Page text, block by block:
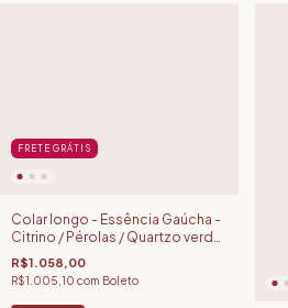
FRETE GRÁTIS
Colar longo - Essência Gaúcha -
Citrino / Pérolas / Quartzo verde
/ Zircônias
R$1.058,00
R$1.005,10 com Boleto